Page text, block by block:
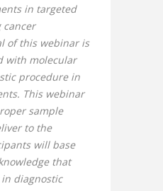
in targeted
of this webinar is
with molecular
procedure in
This webinar
sample
to the
will base
that
diagnostic